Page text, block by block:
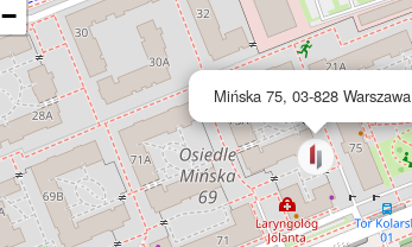
Mińska 75, 03-828 Warszawa
−